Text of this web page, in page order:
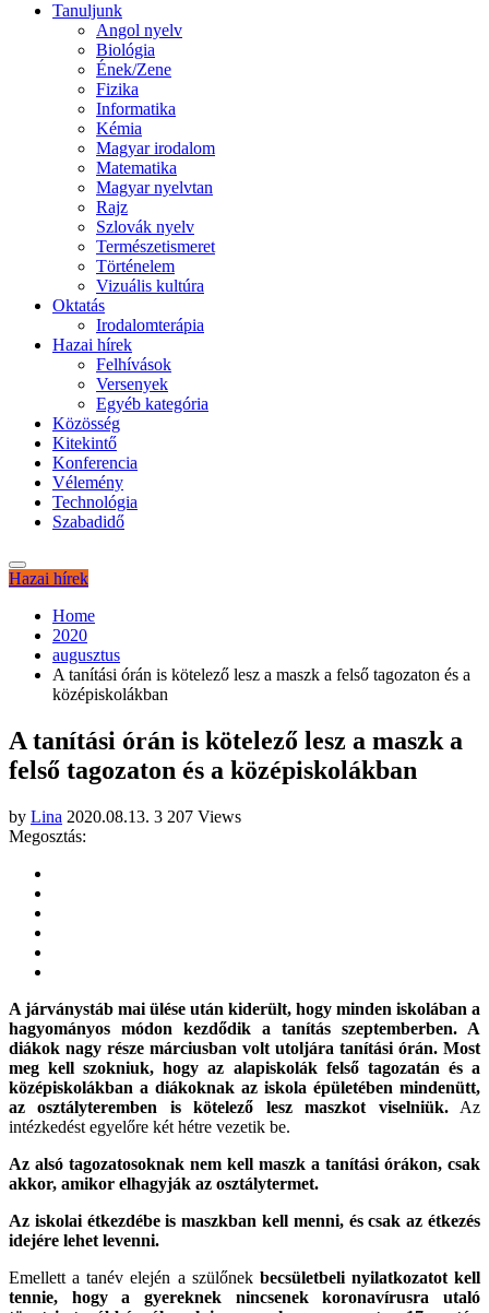
Tanuljunk
Angol nyelv
Biológia
Ének/Zene
Fizika
Informatika
Kémia
Magyar irodalom
Matematika
Magyar nyelvtan
Rajz
Szlovák nyelv
Természetismeret
Történelem
Vizuális kultúra
Oktatás
Irodalomterápia
Hazai hírek
Felhívások
Versenyek
Egyéb kategória
Közösség
Kitekintő
Konferencia
Vélemény
Technológia
Szabadidő
Hazai hírek
Home
2020
augusztus
A tanítási órán is kötelező lesz a maszk a felső tagozaton és a
középiskolákban
A tanítási órán is kötelező lesz a maszk a
felső tagozaton és a középiskolákban
by Lina 2020.08.13. 3 207 Views
Megosztás:
A járványstáb mai ülése után kiderült, hogy minden iskolában a
hagyományos módon kezdődik a tanítás szeptemberben. A
diákok nagy része márciusban volt utoljára tanítási órán. Most
meg kell szokniuk, hogyaz alapiskolák felső tagozatán és a
középiskolákban a diákoknak az iskola épületében mindenütt,
az osztályteremben is kötelező lesz maszkot viselniük.Az
intézkedést egyelőre két hétre vezetik be.
Az alsó tagozatosoknak nem kell maszk a tanítási órákon, csak
akkor, amikor elhagyják az osztálytermet.
Az iskolai étkezdébe is maszkban kell menni, és csak az étkezés
idejére lehet levenni.
Emellett a tanév elején a szülőnek becsületbeli nyilatkozatot kell
tennie, hogy a gyereknek nincsenek koronavírusra utaló